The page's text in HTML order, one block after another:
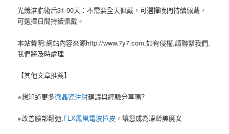
光纖溶脂術后31-90天：不需要全天佩戴，可選擇晚間持續佩戴，
可選擇日間持續佩戴。
本站聲明:網站內容來源http://www.7y7.com,如有侵權,請聯繫我們,
我們將及時處理
【其他文章推薦】
※想知道更多微晶瓷注射建議與經驗分享嗎?
※改善臉部鬆弛,FLX鳳凰電波拉皮 ，讓您成為凍齡美魔女